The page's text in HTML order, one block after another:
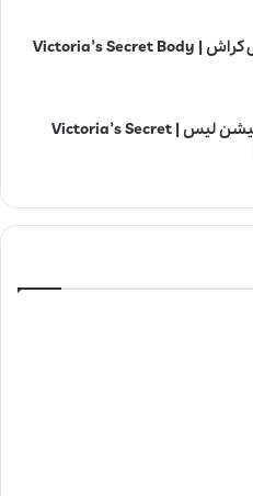
بادی اسپلش ویکتوریا سکرت پیونی کراش | Victoria’s Secret Body
بادی اسپلش ویکتوریا سکرت تمپتیشن لیس | Victoria’s Secret